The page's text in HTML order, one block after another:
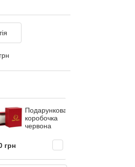
грн
Подарункова
коробочка
червона
грн